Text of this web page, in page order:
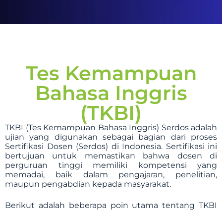
Tes Kemampuan
Bahasa Inggris
(TKBI)
TKBI (Tes Kemampuan Bahasa Inggris) Serdos adalah
ujian yang digunakan sebagai bagian dari proses
Sertifikasi Dosen (Serdos) di Indonesia. Sertifikasi ini
bertujuan untuk memastikan bahwa dosen di
perguruan tinggi memiliki kompetensi yang
memadai, baik dalam pengajaran, penelitian,
maupun pengabdian kepada masyarakat.
Berikut adalah beberapa poin utama tentang TKBI